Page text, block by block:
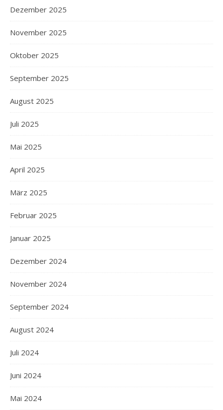
Dezember 2025
November 2025
Oktober 2025
September 2025
August 2025
Juli 2025
Mai 2025
April 2025
März 2025
Februar 2025
Januar 2025
Dezember 2024
November 2024
September 2024
August 2024
Juli 2024
Juni 2024
Mai 2024